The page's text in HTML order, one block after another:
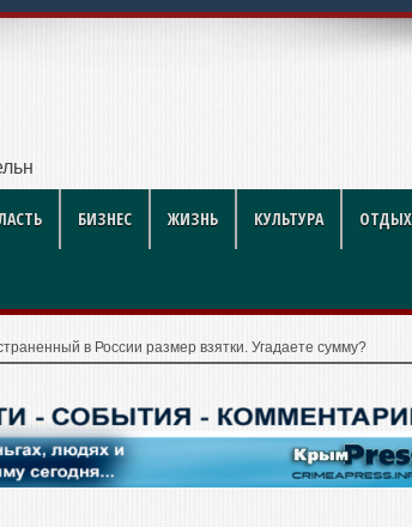
отрасли
БИЗНЕС ЖИЗНЬ КУЛЬТУРА
в России размер взятки. Угадаете сумму?